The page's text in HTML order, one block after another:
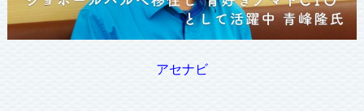
アセナビ